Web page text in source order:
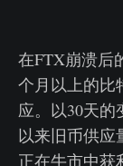
在FTX崩溃后
个月以上的比
应。以30天的
以来旧币供应
正在牛市中获